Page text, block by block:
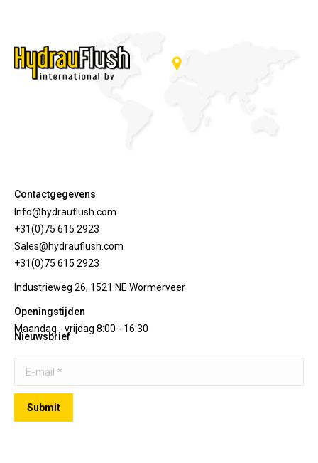
Contactgegevens
Info@hydrauflush.com
+31(0)75 615 2923
Sales@hydrauflush.com
+31(0)75 615 2923
Industrieweg 26, 1521 NE Wormerveer
Openingstijden
Maandag - vrijdag 8:00 - 16:30
Nieuwsbrief
Submit